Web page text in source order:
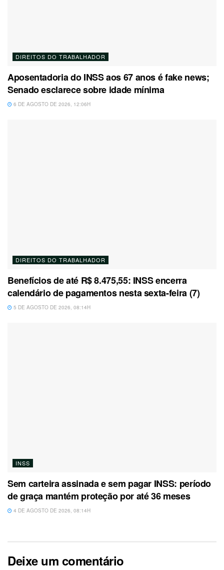
DIREITOS DO TRABALHADOR
Aposentadoria do INSS aos 67 anos é fake news;
Senado esclarece sobre idade mínima
6 DE AGOSTO DE 2026, 12:06H
DIREITOS DO TRABALHADOR
Benefícios de até R$ 8.475,55: INSS encerra
calendário de pagamentos nesta sexta-feira (7)
5 DE AGOSTO DE 2026, 08:14H
INSS
Sem carteira assinada e sem pagar INSS: período
de graça mantém proteção por até 36 meses
4 DE AGOSTO DE 2026, 08:14H
Deixe um comentário